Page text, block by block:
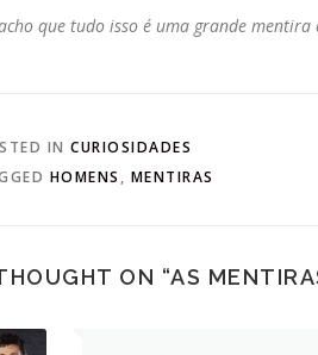
que tudo isso é uma grande mentira
IN CURIOSIDADES
HOMENS , MENTIRAS
ON “AS